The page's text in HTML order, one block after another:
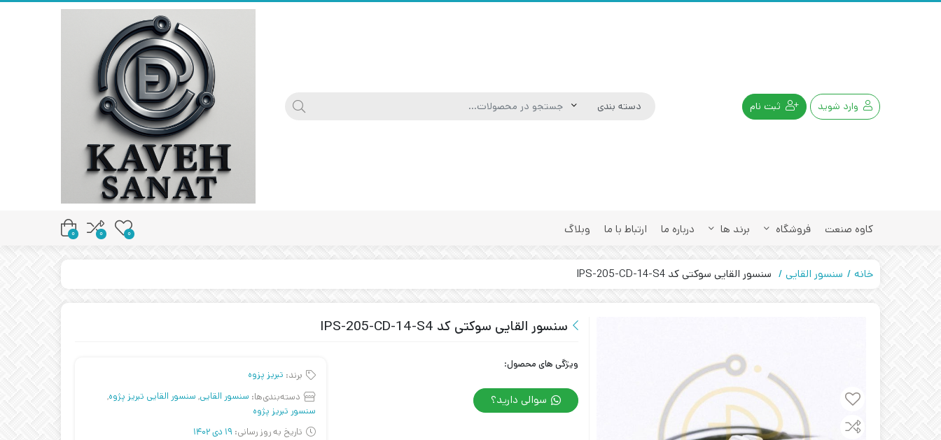
وارد شوید ثبت نام
کاوه صنعت فروشگاه برند ها درباره ما ارتباط با ما وبلاگ 0
0
0
خانه سنسور القایی سنسور القایی سوکتی کد IPS-205-CD-14-S4
سنسور القایی سوکتی کد IPS-205-CD-14-S4
ویژگی های محصول:
سوالی دارید؟
برند: تبریز پزوه
دسته‌بندی‌ها: سنسور القایی, سنسور القایی تبریز پژوه,
سنسور تبریز پژوه
تاریخ به روز رسانی: 19 دی 1402